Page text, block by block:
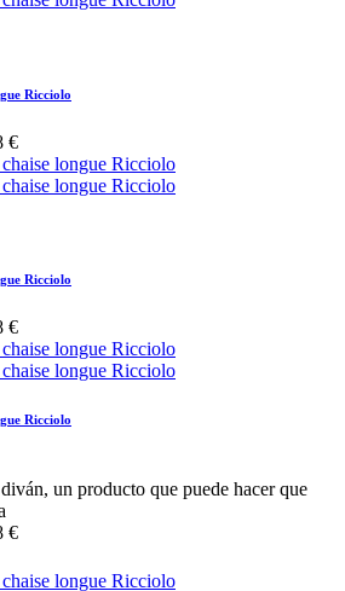
Ricciolo
€
Ricciolo
€
Ricciolo
un producto que puede hacer que
€